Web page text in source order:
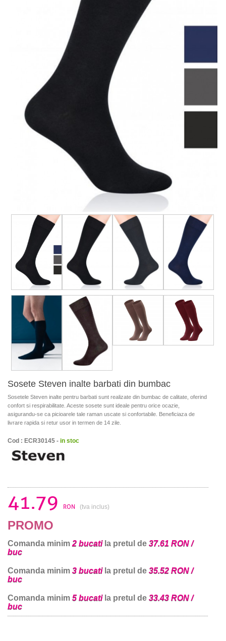
Sosete Steven inalte barbati din bumbac
Sosetele Steven inalte pentru barbati sunt realizate din bumbac de calitate, oferind
confort si respirabilitate. Aceste sosete sunt ideale pentru orice ocazie,
asigurandu-se ca picioarele tale raman uscate si confortabile. Beneficiaza de
livrare rapida si retur usor in termen de 14 zile.
Cod : ECR30145 - in stoc
41.79 RON (tva inclus)
PROMO
Comanda minim 2 bucatila pretul de 37.61 RON /
buc
Comanda minim 3 bucatila pretul de 35.52 RON /
buc
Comanda minim 5 bucatila pretul de 33.43 RON /
buc